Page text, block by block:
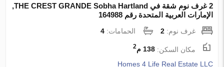
2 غرف نوم شقة في THE CREST GRANDE Sobha Hartland,
الإمارات العربية المتحدة رقم 164988
غرف نوم:2 الحمامات:4
مكان السكن:138 م 2
Homes 4 Life Real Estate LLC